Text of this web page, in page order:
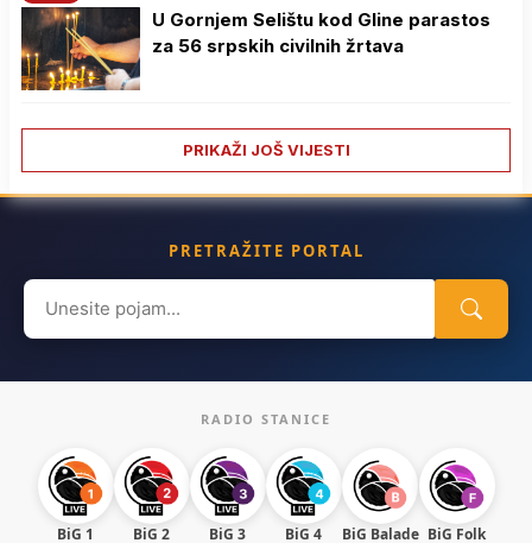
U Gornjem Selištu kod Gline parastos
za 56 srpskih civilnih žrtava
PRIKAŽI JOŠ VIJESTI
PRETRAŽITE PORTAL
Search
for:
RADIO STANICE
BiG 1 BiG 2 BiG 3 BiG 4 BiG Balade BiG Folk